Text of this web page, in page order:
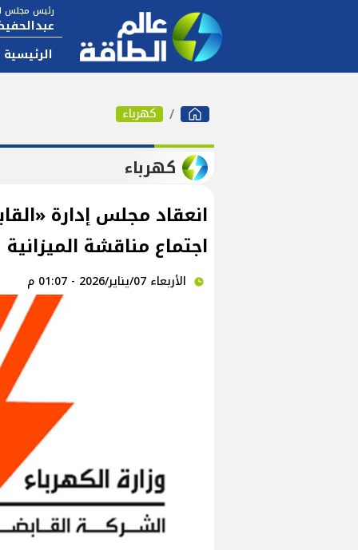
رئيس مجلس
الرئيسية
كهرباء
كهرباء
اجتماع مناقشة الميزانية
الأربعاء 07/يناير/2026 - 01:07 م